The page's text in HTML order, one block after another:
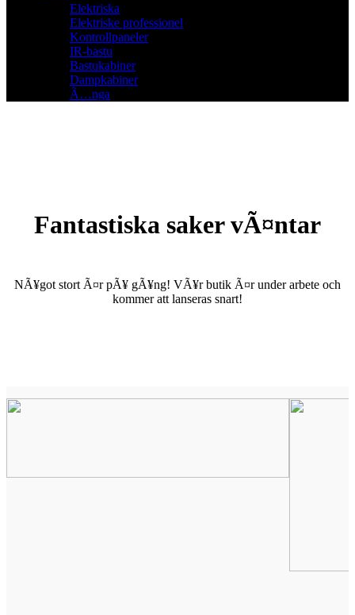
Elektriska
Elektriske professionel
Kontrollpaneler
IR-bastu
Bastukabiner
Dampkabiner
Ã…nga
Fantastiska saker vÃ¤ntar
NÃ¥got stort Ã¤r pÃ¥ gÃ¥ng! VÃ¥r butik Ã¤r under arbete och
kommer att lanseras snart!